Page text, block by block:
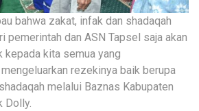
bahwa zakat, infak dan shadaqah
pemerintah dan ASN Tapsel saja akan
kepada kita semua yang
rezekinya baik berupa
melalui Baznas Kabupaten
Dolly.